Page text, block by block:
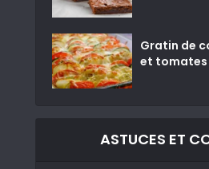
Gratin de
et tomates
ASTUCES ET